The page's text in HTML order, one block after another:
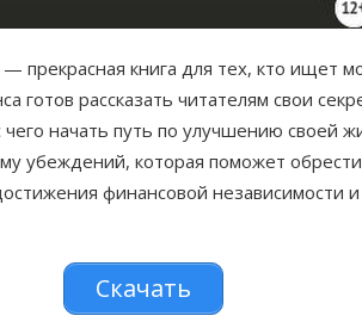
прекрасная книга для тех, кто ищет
готов рассказать читателям свои
начать путь по улучшению своей
убеждений, которая поможет обрести
финансовой независимости
Скачать